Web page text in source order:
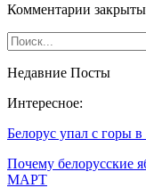
Комментарии
Недавние Посты
Интересное:
Белорус упал с горы
Почему белорусские
МАРТ